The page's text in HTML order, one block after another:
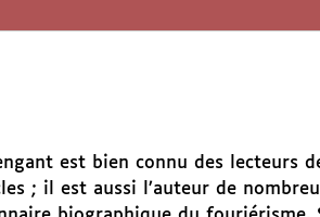
est bien connu des lecteurs
; il est aussi l’auteur de